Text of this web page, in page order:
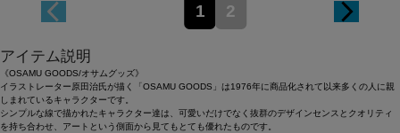
1 2
アイテム説明
《OSAMU GOODS/オサムグッズ》
イラストレーター原田治氏が描く「OSAMU GOODS」は1976年に商品化されて以来多くの人に親
しまれているキャラクターです。
シンプルな線で描かれたキャラクター達は、可愛いだけでなく抜群のデザインセンスとクオリティ
を持ち合わせ、アートという側面から見てもとても優れたものです。